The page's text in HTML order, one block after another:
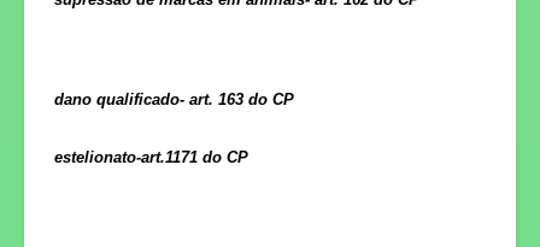
dano qualificado- art. 163 do CP
estelionato-art.1171 do CP